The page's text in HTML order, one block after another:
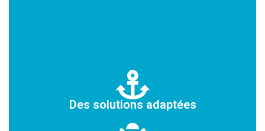
Des solutions adaptées